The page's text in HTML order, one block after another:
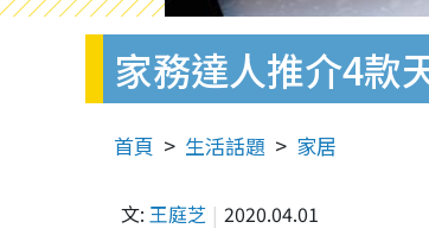
家務達人推介4款
首頁 生活話題 家居
文: 王庭芝 2020.04.01